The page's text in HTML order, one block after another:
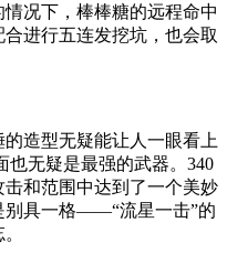
况下，棒棒糖的远程命中
进行五连发挖坑，也会取
造型无疑能让人一眼看上
也无疑是最强的武器。340
和范围中达到了一个美妙
别具一格——“流星一击”的